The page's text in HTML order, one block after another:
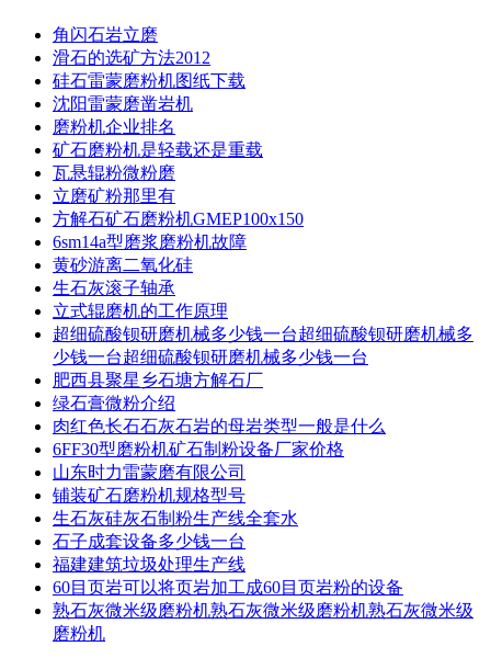
角闪石岩立磨
滑石的选矿方法2012
硅石雷蒙磨粉机图纸下载
沈阳雷蒙磨凿岩机
磨粉机企业排名
矿石磨粉机是轻载还是重载
瓦悬辊粉微粉磨
立磨矿粉那里有
方解石矿石磨粉机GMEP100x150
6sm14a型磨浆磨粉机故障
黄砂游离二氧化硅
生石灰滚子轴承
立式辊磨机的工作原理
超细硫酸钡研磨机械多少钱一台超细硫酸钡研磨机械多
少钱一台超细硫酸钡研磨机械多少钱一台
肥西县聚星乡石塘方解石厂
绿石膏微粉介绍
肉红色长石石灰石岩的母岩类型一般是什么
6FF30型磨粉机矿石制粉设备厂家价格
山东时力雷蒙磨有限公司
铺装矿石磨粉机规格型号
生石灰硅灰石制粉生产线全套水
石子成套设备多少钱一台
福建建筑垃圾处理生产线
60目页岩可以将页岩加工成60目页岩粉的设备
熟石灰微米级磨粉机熟石灰微米级磨粉机熟石灰微米级
磨粉机